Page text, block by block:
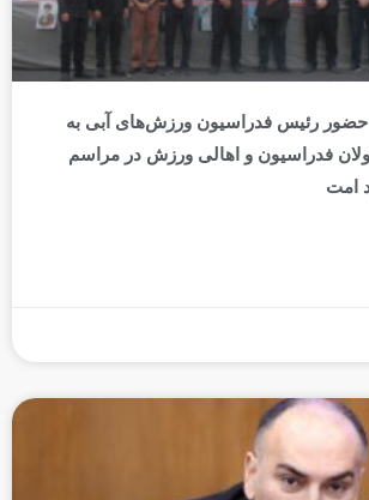
رئیس فدراسیون ورزش‌های آبی به
فدراسیون و اهالی ورزش در مراسم
امت